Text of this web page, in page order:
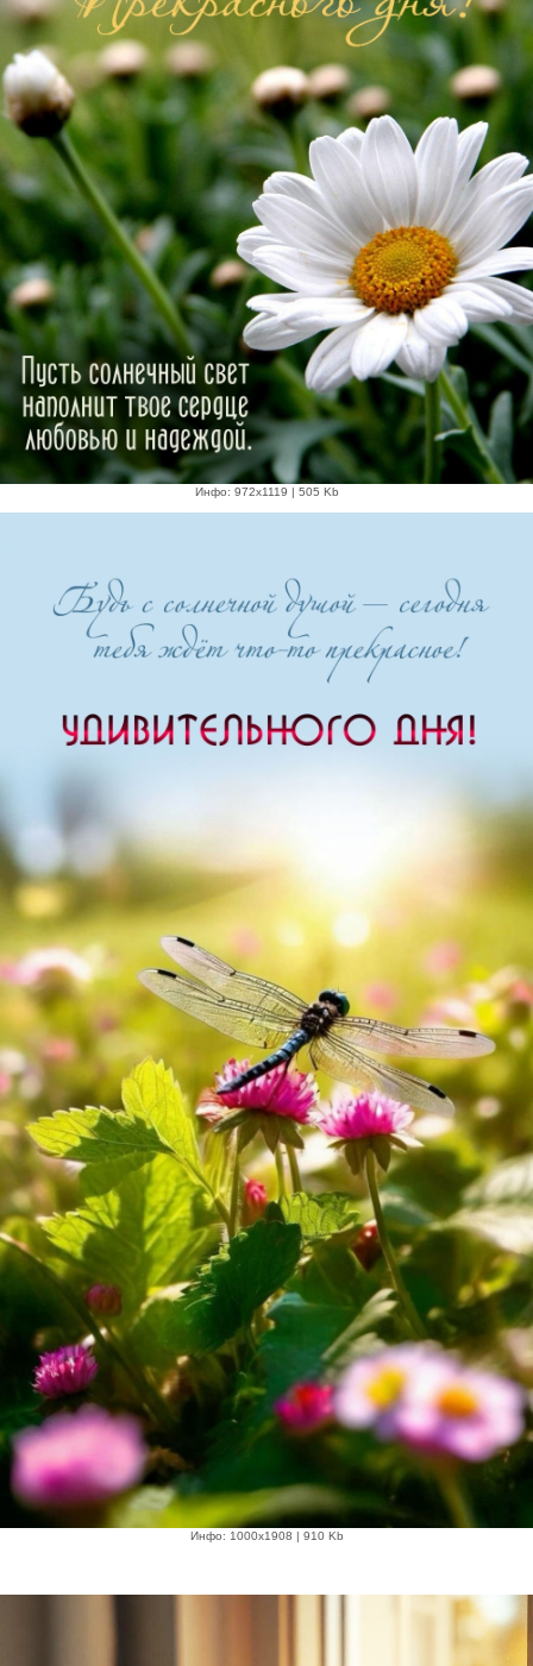
Инфо: 972х1119 | 505 Kb
Инфо: 1000х1908 | 910 Kb